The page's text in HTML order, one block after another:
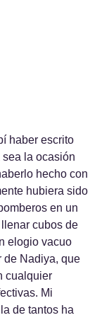
haber escrito
la ocasión
hecho con
hubiera sido
en un
cubos de
elogio vacuo
de Nadiya, que
cualquier
Mi
de tantos ha